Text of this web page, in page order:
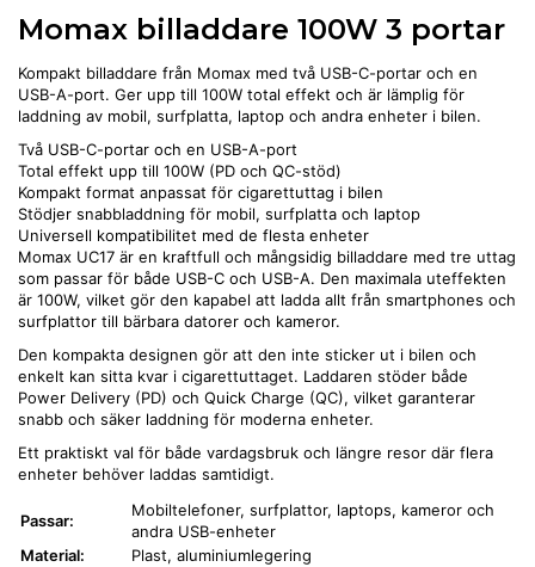
Momax billaddare 100W 3 portar
Kompakt billaddare från Momax med två USB-C-portar och en
USB-A-port. Ger upp till 100W total effekt och är lämplig för
laddning av mobil, surfplatta, laptop och andra enheter i bilen.
Två USB-C-portar och en USB-A-port
Total effekt upp till 100W (PD och QC-stöd)
Kompakt format anpassat för cigarettuttag i bilen
Stödjer snabbladdning för mobil, surfplatta och laptop
Universell kompatibilitet med de flesta enheter
Momax UC17 är en kraftfull och mångsidig billaddare med tre uttag
som passar för både USB-C och USB-A. Den maximala uteffekten
är 100W, vilket gör den kapabel att ladda allt från smartphones och
surfplattor till bärbara datorer och kameror.
Den kompakta designen gör att den inte sticker ut i bilen och
enkelt kan sitta kvar i cigarettuttaget. Laddaren stöder både
Power Delivery (PD) och Quick Charge (QC), vilket garanterar
snabb och säker laddning för moderna enheter.
Ett praktiskt val för både vardagsbruk och längre resor där flera
enheter behöver laddas samtidigt.
Passar:
Mobiltelefoner, surfplattor, laptops, kameror och
andra USB-enheter
Material:
Plast, aluminiumlegering